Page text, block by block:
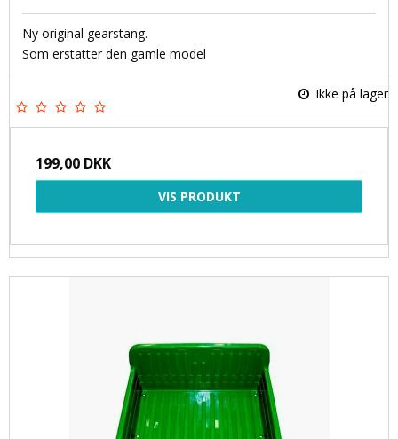
Ny original gearstang.
Som erstatter den gamle model
Ikke på lager
199,00 DKK
VIS PRODUKT